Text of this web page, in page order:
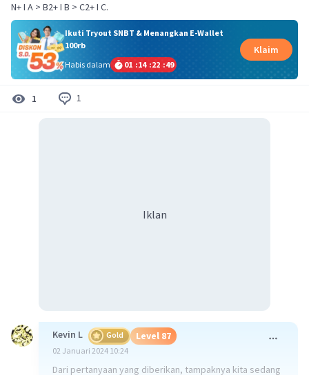
N+ I A > B2+ I B > C2+ I C.
Ikuti Tryout SNBT & Menangkan E-Wallet
100rb
Habis dalam
01 :14 :22 :48
Klaim
1 1
Iklan
Kevin L Gold Level 87
02 Januari 2024 10:24
Dari pertanyaan yang diberikan, tampaknya kita sedang